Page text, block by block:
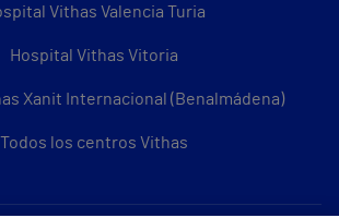
Vithas Valencia Turia
Hospital Vithas Vitoria
Xanit Internacional (Benalmádena)
Todos los centros Vithas